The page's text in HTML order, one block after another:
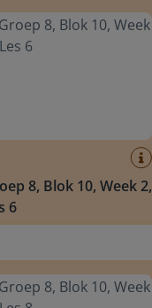
8, Blok 10, Week 2,
6